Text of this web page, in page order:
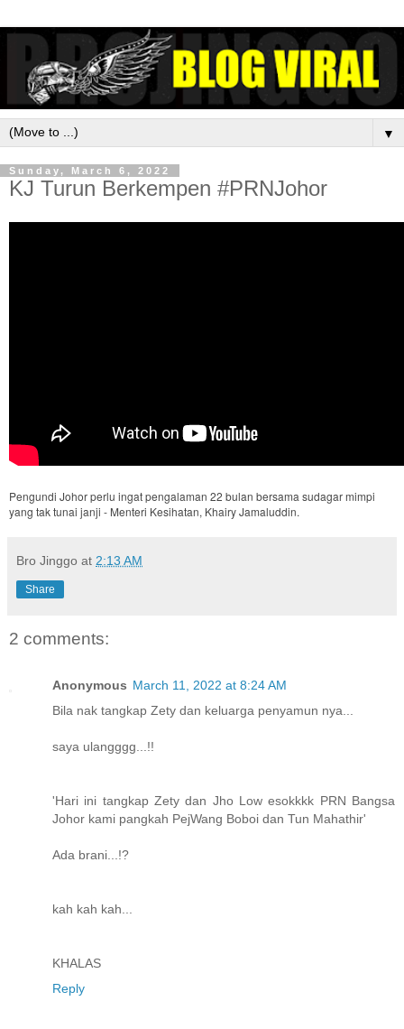
▼
Sunday, March 6, 2022
KJ Turun Berkempen #PRNJohor
Pengundi Johor perlu ingat pengalaman 22 bulan bersama sudagar mimpi
yang tak tunai janji - Menteri Kesihatan, Khairy Jamaluddin.
Bro Jinggo at 2:13 AM
Share
2 comments:
Anonymous March 11, 2022 at 8:24 AM
Bila nak tangkap Zety dan keluarga penyamun nya...
saya ulangggg...!!
'Hari ini tangkap Zety dan Jho Low esokkkk PRN Bangsa
Johor kami pangkah PejWang Boboi dan Tun Mahathir'
Ada brani...!?
kah kah kah...
KHALAS
Reply